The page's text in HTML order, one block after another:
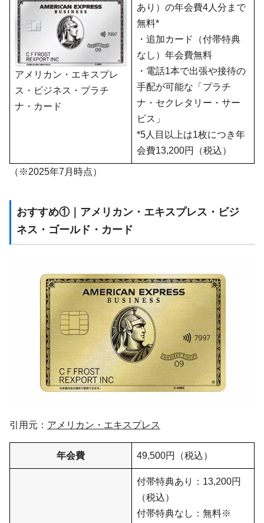
アメリカン・エキスプレ
ス・ビジネス・プラチ
ナ・カード
あり）の年会費4人分まで
無料*
・追加カード（付帯特典
なし）年会費無料
・電話1本で出張や接待の
手配が可能な「プラチ
ナ・セクレタリー・サー
ビス」
*5人目以上は1枚につき年
会費13,200円（税込）
（※2025年7月時点）
おすすめ①｜アメリカン・エキスプレス・ビジ
ネス・ゴールド・カード
引用元： アメリカン・エキスプレス
年会費 49,500円（税込）
付帯特典あり：13,200円
（税込）
付帯特典なし：無料※